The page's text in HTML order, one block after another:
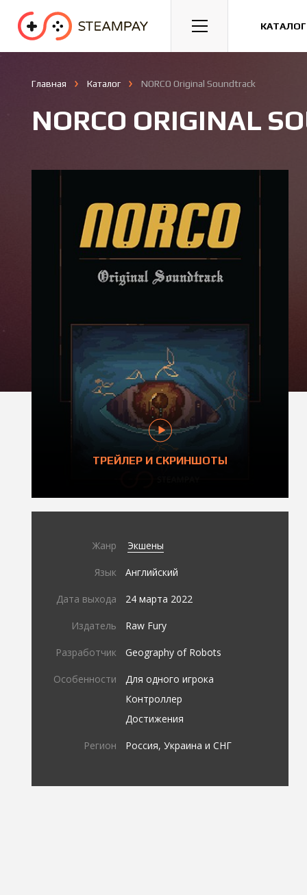
Спорт Гонки Казуальные
Главная Каталог NORCO Original Soundtrack
NORCO ORIGINAL
ТРЕЙЛЕР И СКРИНШОТЫ
Жанр Экшены
Язык Английский
Дата выхода 24 марта 2022
Издатель Raw Fury
Разработчик Geography of Robots
Особенности
Для одного игрока
Контроллер
Достижения
Регион Россия, Украина и СНГ